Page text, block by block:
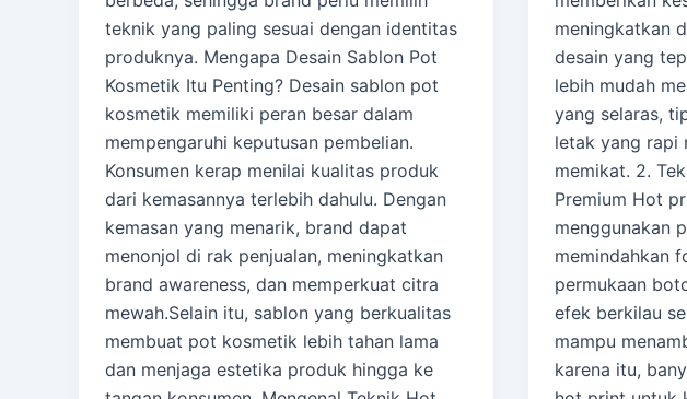
teknik yang paling sesuai dengan identitas
produknya. Mengapa Desain Sablon Pot
Kosmetik Itu Penting? Desain sablon pot
kosmetik memiliki peran besar dalam
mempengaruhi keputusan pembelian.
Konsumen kerap menilai kualitas produk
dari kemasannya terlebih dahulu. Dengan
kemasan yang menarik, brand dapat
menonjol di rak penjualan, meningkatkan
brand awareness, dan memperkuat citra
mewah.Selain itu, sablon yang berkualitas
membuat pot kosmetik lebih tahan lama
dan menjaga estetika produk hingga ke
meningkatkan
desain yang
lebih mudah
yang selaras,
letak yang rapi
memikat. 2.
Premium Hot
menggunakan
memindahkan
permukaan
efek berkilau
mampu
karena itu,